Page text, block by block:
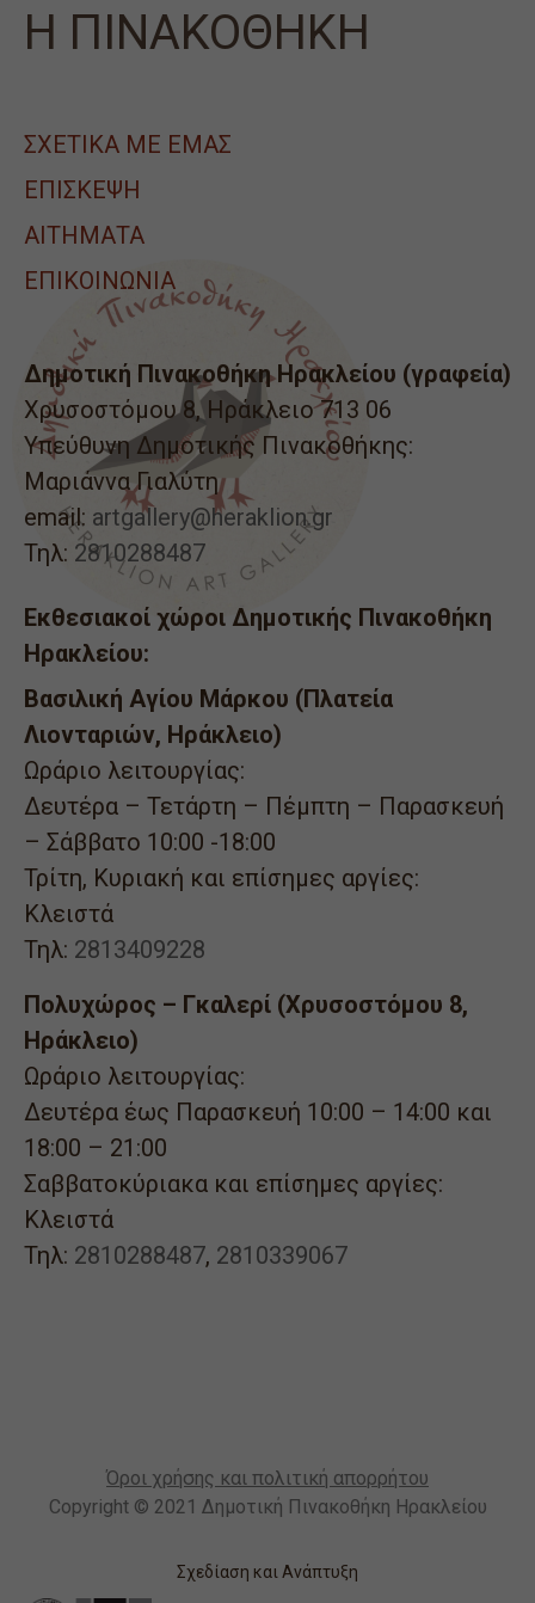
Η ΠΙΝΑΚΟΘΗΚΗ
ΣΧΕΤΙΚΑ ΜΕ ΕΜΑΣ
ΕΠΙΣΚΕΨΗ
ΑΙΤΉΜΑΤΑ
ΕΠΙΚΟΙΝΩΝΙΑ
Δημοτική Πινακοθήκη Ηρακλείου (γραφεία)
Χρυσοστόμου 8, Ηράκλειο 713 06
Υπεύθυνη Δημοτικής Πινακοθήκης:
Μαριάννα Γιαλύτη
email: artgallery@heraklion.gr
Τηλ: 2810288487
Εκθεσιακοί χώροι Δημοτικής Πινακοθήκη
Ηρακλείου:
Βασιλική Αγίου Μάρκου (Πλατεία
Λιονταριών, Ηράκλειο)
Ωράριο λειτουργίας:
Δευτέρα – Τετάρτη – Πέμπτη – Παρασκευή
– Σάββατο 10:00 -18:00
Τρίτη, Κυριακή και επίσημες αργίες:
Κλειστά
Τηλ: 2813409228
Πολυχώρος – Γκαλερί (Χρυσοστόμου 8,
Ηράκλειο)
Ωράριο λειτουργίας:
Δευτέρα έως Παρασκευή 10:00 – 14:00 και
18:00 – 21:00
Σαββατοκύριακα και επίσημες αργίες:
Κλειστά
Τηλ: 2810288487, 2810339067
Όροι χρήσης και πολιτική απορρήτου
Copyright © 2021 Δημοτική Πινακοθήκη Ηρακλείου
Σχεδίαση και Ανάπτυξη